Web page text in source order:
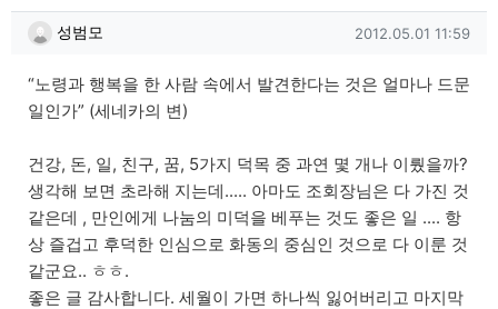
성범모님의 댓글
성범모 작성일
2012.05.01 11:59
“노령과 행복을 한 사람 속에서 발견한다는 것은 얼마나 드문
일인가” (세네카의 변)
건강, 돈, 일, 친구, 꿈, 5가지 덕목 중 과연 몇 개나 이뤘을까?
생각해 보면 초라해 지는데..... 아마도 조회장님은 다 가진 것
같은데 , 만인에게 나눔의 미덕을 베푸는 것도 좋은 일 .... 항
상 즐겁고 후덕한 인심으로 화동의 중심인 것으로 다 이룬 것
같군요.. ㅎㅎ.
좋은 글 감사합니다. 세월이 가면 하나씩 잃어버리고 마지막